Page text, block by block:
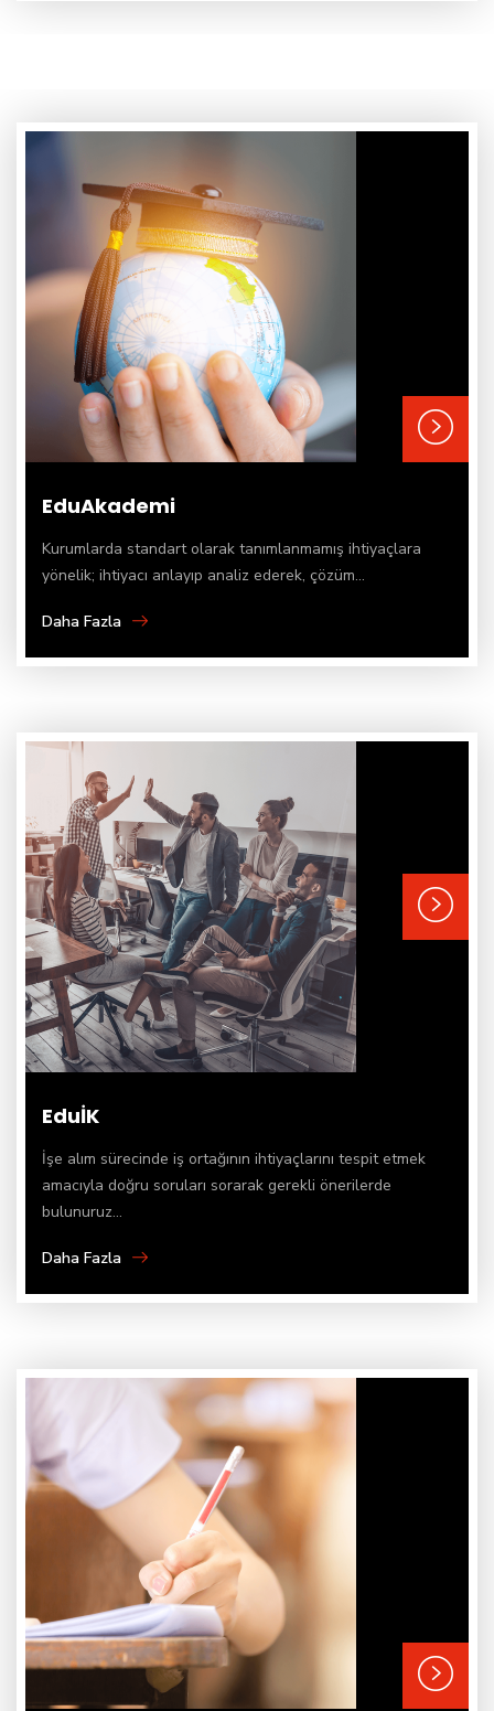
EduAkademi
Kurumlarda standart olarak tanımlanmamış ihtiyaçlara
yönelik; ihtiyacı anlayıp analiz ederek, çözüm...
Daha Fazla
EduİK
İşe alım sürecinde iş ortağının ihtiyaçlarını tespit etmek
amacıyla doğru soruları sorarak gerekli önerilerde
bulunuruz...
Daha Fazla